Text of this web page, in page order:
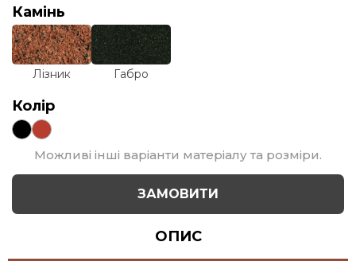
Камінь
Лізник Габро
Колір
Можливі інші варіанти матеріалу та розміри.
ЗАМОВИТИ
ОПИС